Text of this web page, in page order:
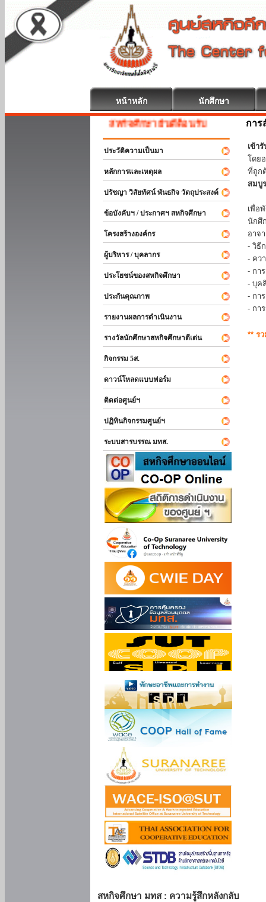
หน้าหลัก นักศึกษา
สหกิจศึกษา ยินดีต้อนรับ
ประวัติความเป็นมา
หลักการและเหตุผล
ปรัชญา วิสัยทัศน์ พันธกิจ วัตถุประสงค์
ข้อบังคับฯ / ประกาศฯ สหกิจศึกษา
โครงสร้างองค์กร
ผู้บริหาร / บุคลากร
ประโยชน์ของสหกิจศึกษา
ประกันคุณภาพ
รายงานผลการดำเนินงาน
รางวัลนักศึกษาสหกิจศึกษาดีเด่น
กิจกรรม 5ส.
ดาวน์โหลดแบบฟอร์ม
ติดต่อศูนย์ฯ
ปฏิทินกิจกรรมศูนย์ฯ
ระบบสารบรรณ มทส.
สหกิจศึกษา มทส : ความรู้สึกหลังกลับ
การ
เข้า
โดย
ที่ถูก
สมบู
เพื่อ
นักศึ
อาจ
- วิธี
- คว
- กา
- บุค
- กา
- กา
** ร